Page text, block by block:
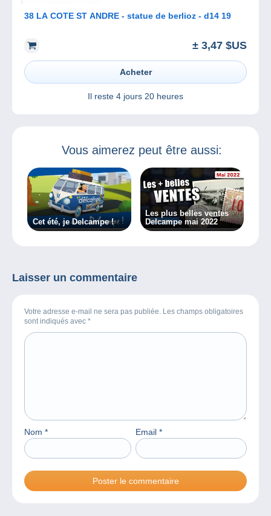
38 LA COTE ST ANDRE - statue de berlioz - d14 19
± 3,47 $US
Acheter
Il reste 4 jours 20 heures
Vous aimerez peut être aussi:
Cet été, je Delcampe !
Les plus belles ventes
Delcampe mai 2022
Laisser un commentaire
Votre adresse e-mail ne sera pas publiée. Les champs obligatoires
sont indiqués avec *
Nom * Email *